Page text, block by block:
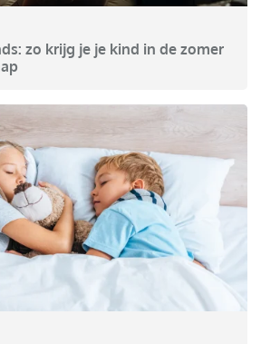
zo krijg je je kind in de zomer